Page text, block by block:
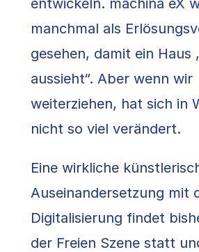
manchmal als
gesehen, damit ein Haus
aussieht“. Aber wenn wir
weiterziehen, hat sich in
nicht so viel verändert.
Eine wirkliche
Auseinandersetzung mit
Digitalisierung findet
der Freien Szene statt